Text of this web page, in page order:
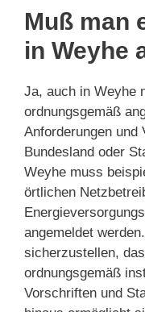
Muß man
in Weyhe
Ja, auch in Weyhe
ordnungsgemäß
Anforderungen und
Bundesland oder
Weyhe muss
örtlichen
angemeldet
sicherzustellen,
ordnungsgemäß
Vorschriften und